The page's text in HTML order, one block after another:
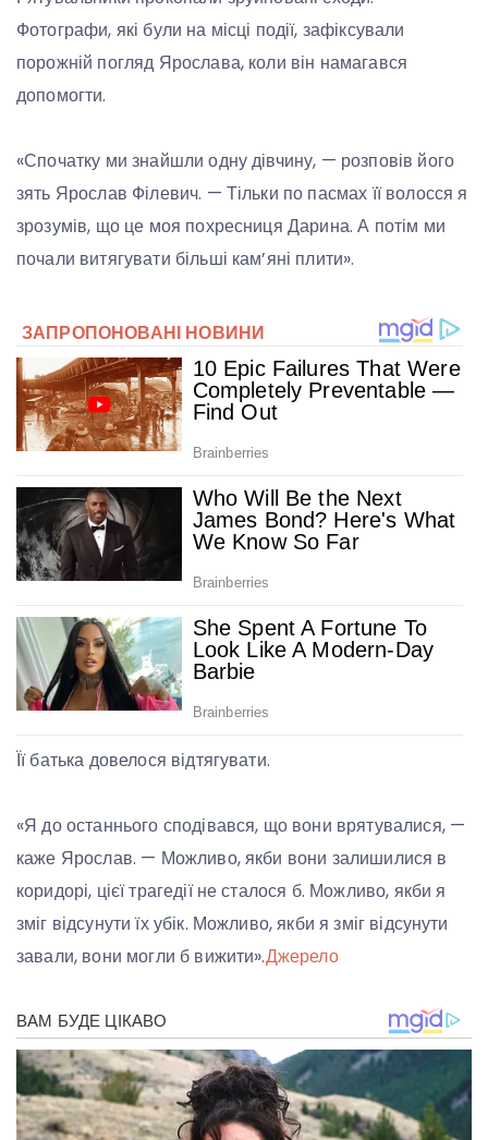
Фотографи, які були на місці події, зафіксували
порожній погляд Ярослава, коли він намагався
допомогти.
«Спочатку ми знайшли одну дівчину, — розповів його
зять Ярослав Філевич. — Тільки по пасмах її волосся я
зрозумів, що це моя похресниця Дарина. А потім ми
почали витягувати більші кам’яні плити».
Її батька довелося відтягувати.
«Я до останнього сподівався, що вони врятувалися, —
каже Ярослав. — Можливо, якби вони залишилися в
коридорі, цієї трагедії не сталося б. Можливо, якби я
зміг відсунути їх убік. Можливо, якби я зміг відсунути
завали, вони могли б вижити».Джерело